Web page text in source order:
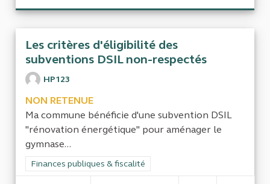
Les critères d'éligibilité des
subventions DSIL non-respectés
HP123
NON RETENUE
Ma commune bénéficie d'une subvention DSIL
"rénovation énergétique" pour aménager le
gymnase...
Filtrer les résultats de la catégorie : Finances publiques &
Finances publiques & fiscalité